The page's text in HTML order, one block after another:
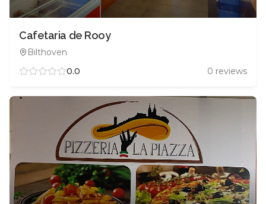
Cafetaria de Rooy
Bilthoven
0.0
0 reviews